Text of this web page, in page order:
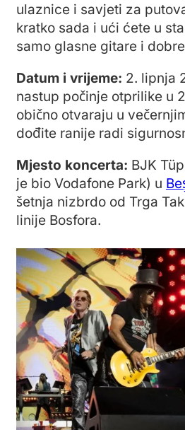
ulaznice i savjeti za
kratko sada i ući ćete u
samo glasne gitare i
Datum i vrijeme: 2. lipnja
nastup počinje otprilike u
obično otvaraju u
dođite ranije radi
Mjesto koncerta: BJK
je bio Vodafone Park) u
šetnja nizbrdo od Trga
linije Bosfora.